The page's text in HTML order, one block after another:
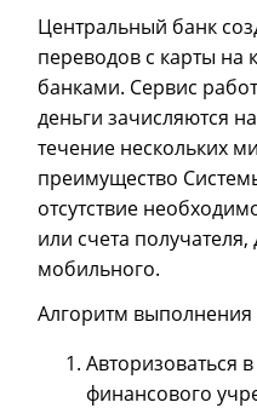
Центральный банк
переводов с карты на
банками. Сервис
деньги зачисляются
течение нескольких
преимущество
отсутствие
или счета получателя,
мобильного.
Алгоритм
Авторизоваться
финансового